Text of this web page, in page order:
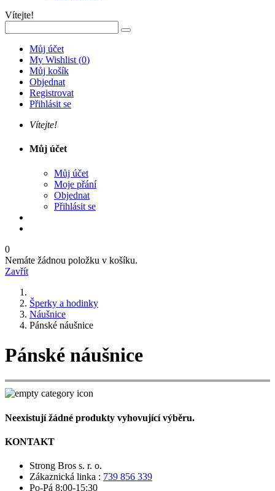
Vítejte!
Můj účet
My Wishlist (0)
Můj košík
Objednat
Registrovat
Přihlásit se
Vítejte!
Můj účet
Můj účet
Moje přání
Objednat
Přihlásit se
0
Nemáte žádnou položku v košíku.
Zavřít
Šperky a hodinky
Náušnice
Pánské náušnice
Pánské náušnice
Neexistují žádné produkty vyhovující výběru.
KONTAKT
Strong Bros s. r. o.
Zákaznická linka : 739 856 339
Po-Pá 8:00-15:30